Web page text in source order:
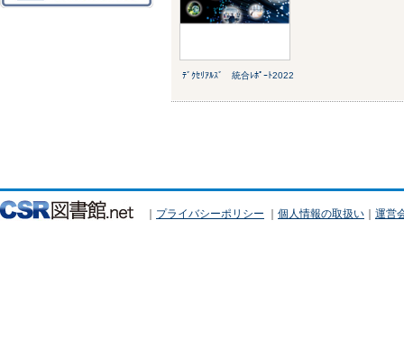
ﾃﾞｸｾﾘｱﾙｽﾞ 統合ﾚﾎﾟｰﾄ2022
｜ プライバシーポリシー ｜ 個人情報の取扱い ｜ 運営